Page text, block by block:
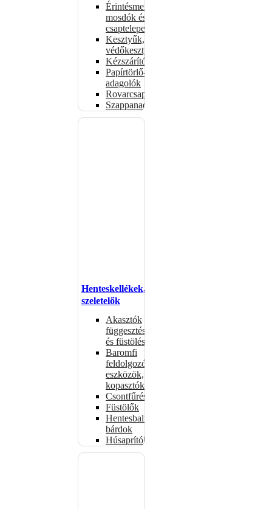
Érintésmentes
mosdók és
csaptelepek
Kesztyűk,
védőkesztyűk
Kézszárítók
Papírtörlő-
adagolók
Rovarcsapdák
Szappanadagolók
Henteskellékek,
szeletelők
Akasztók
függesztéshez
és füstöléshez
Baromfi
feldolgozó
eszközök,
kopasztók
Csontfűrészek
Füstölők
Hentesbalták,
bárdok
Húsaprítók